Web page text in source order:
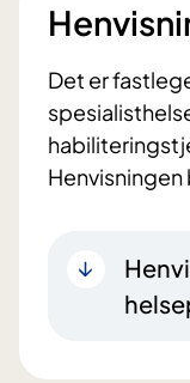
Det er
Henvisningen